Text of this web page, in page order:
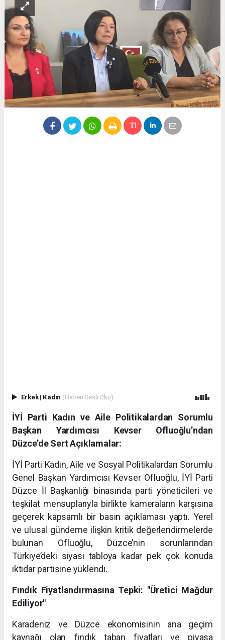
Erkek| Kadın (Haberi Sesli Oku)
İYİ Parti Kadın ve Aile Politikalardan Sorumlu
Başkan Yardımcısı Kevser Ofluoğlu’ndan
Düzce’de Sert Açıklamalar:
İYİ Parti Kadın, Aile ve Sosyal Politikalardan Sorumlu
Genel Başkan Yardımcısı Kevser Ofluoğlu, İYİ Parti
Düzce İl Başkanlığı binasında parti yöneticileri ve
teşkilat mensuplarıyla birlikte kameraların karşısına
geçerek kapsamlı bir basın açıklaması yaptı. Yerel
ve ulusal gündeme ilişkin kritik değerlendirmelerde
bulunan Ofluoğlu, Düzce’nin sorunlarından
Türkiye’deki siyasi tabloya kadar pek çok konuda
iktidar partisine yüklendi.
Fındık Fiyatlandırmasına Tepki: "Üretici Mağdur
Ediliyor"
Karadeniz ve Düzce ekonomisinin ana geçim
kaynağı olan fındık taban fiyatları ve piyasa